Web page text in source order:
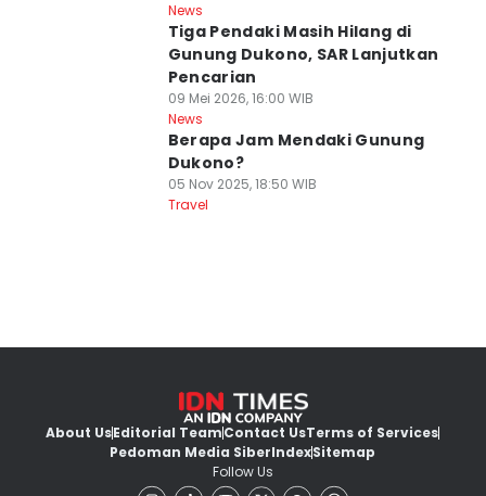
News
Tiga Pendaki Masih Hilang di
Gunung Dukono, SAR Lanjutkan
Pencarian
09 Mei 2026, 16:00 WIB
News
Berapa Jam Mendaki Gunung
Dukono?
05 Nov 2025, 18:50 WIB
Travel
About UsEditorial TeamContact UsTerms of Services
Pedoman Media SiberIndexSitemap
Follow Us